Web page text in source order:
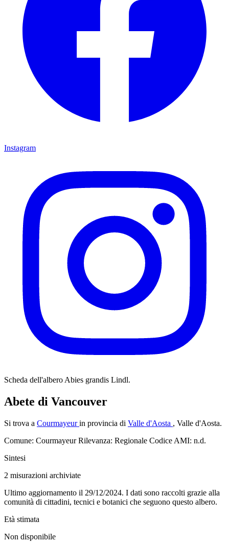
Instagram
Scheda dell'albero Abies grandis Lindl.
Abete di Vancouver
Si trova a Courmayeurin provincia di Valle d'Aosta , Valle d'Aosta.
Comune: CourmayeurRilevanza: Regionale Codice AMI: n.d.
Sintesi
2 misurazioni archiviate
Ultimo aggiornamento il 29/12/2024. I dati sono raccolti grazie alla
comunità di cittadini, tecnici e botanici che seguono questo albero.
Età stimata
Non disponibile